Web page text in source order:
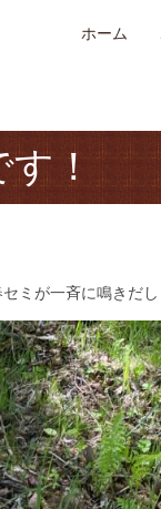
ホーム
！
ミが一斉に鳴きだし